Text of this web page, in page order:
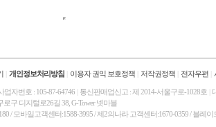
개인정보처리방침 이용자 권익 보호정책 저작권정책 전자우편
업자번호 : 105-87-64746 통신판매업신고 : 제 2014-서울구로-1028호
로구 디지털로26길 38, G-Tower 넷마블
/ 모바일고객센터:1588-3995 / 제2의나라 고객센터:1670-0359 / 블